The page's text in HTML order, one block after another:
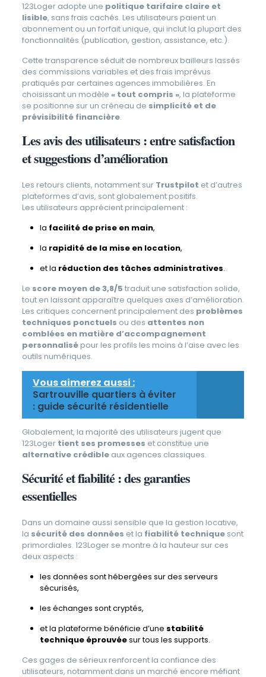
123Loger adopte une politique tarifaire claire et
lisible, sans frais cachés. Les utilisateurs paient un
abonnement ou un forfait unique, qui inclut la plupart des
fonctionnalités (publication, gestion, assistance, etc.).
Cette transparence séduit de nombreux bailleurs lassés
des commissions variables et des frais imprévus
pratiqués par certaines agences immobilières. En
choisissant un modèle « tout compris », la plateforme
se positionne sur un créneau de simplicité et de
prévisibilité financière.
Les avis des utilisateurs : entre satisfaction
et suggestions d’amélioration
Les retours clients, notamment sur Trustpilot et d’autres
plateformes d’avis, sont globalement positifs.
Les utilisateurs apprécient principalement :
la facilité de prise en main,
la rapidité de la mise en location,
et la réduction des tâches administratives.
Le score moyen de 3,8/5 traduit une satisfaction solide,
tout en laissant apparaître quelques axes d’amélioration.
Les critiques concernent principalement des problèmes
techniques ponctuels ou des attentes non
comblées en matière d’accompagnement
personnalisépour les profils les moins à l’aise avec les
outils numériques.
Vous aimerez aussi :
Sartrouville quartiers à éviter
: guide sécurité résidentielle
Globalement, la majorité des utilisateurs jugent que
123Loger tient ses promesses et constitue une
alternative crédibleaux agences classiques.
Sécurité et fiabilité : des garanties
essentielles
Dans un domaine aussi sensible que la gestion locative,
la sécurité des données et la fiabilité techniquesont
primordiales. 123Loger se montre à la hauteur sur ces
deux aspects :
les données sont hébergées sur des serveurs
sécurisés,
les échanges sont cryptés,
et la plateforme bénéficie d’une stabilité
technique éprouvéesur tous les supports.
Ces gages de sérieux renforcent la confiance des
utilisateurs, notamment dans un marché encore méfiant